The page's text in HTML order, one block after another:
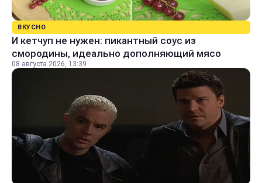
ВКУСНО
И кетчуп не нужен: пикантный соус из
смородины, идеально дополняющий мясо
08 августа 2026, 13:39